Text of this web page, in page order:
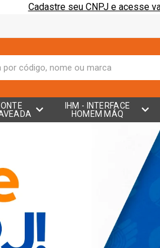
Cadastre seu CNPJ e acesse
IHM - INTERFACE
HOMEM MÁQ